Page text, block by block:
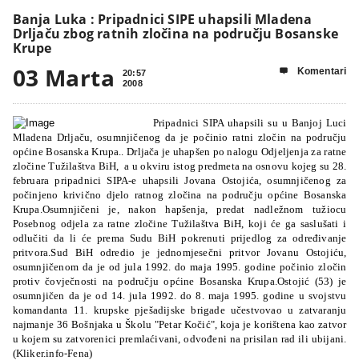
Banja Luka : Pripadnici SIPE uhapsili Mladena
Drljaču zbog ratnih zločina na području Bosanske
Krupe
03 Marta
20:57
2008
 Komentari
Pripadnici SIPA uhapsili su u Banjoj Luci
Mladena Drljaču, osumnjičenog da je počinio ratni zločin na području
općine Bosanska Krupa.. Drljača je uhapšen po nalogu Odjeljenja za ratne
zločine Tužilaštva BiH, a u okviru istog predmeta na osnovu kojeg su 28.
februara pripadnici SIPA-e uhapsili Jovana Ostojića, osumnjičenog za
počinjeno krivično djelo ratnog zločina na području općine Bosanska
Krupa.Osumnjičeni je, nakon hapšenja, predat nadležnom tužiocu
Posebnog odjela za ratne zločine Tužilaštva BiH, koji će ga saslušati i
odlučiti da li će prema Sudu BiH pokrenuti prijedlog za određivanje
pritvora.Sud BiH odredio je jednomjesečni pritvor Jovanu Ostojiću,
osumnjičenom da je od jula 1992. do maja 1995. godine počinio zločin
protiv čovječnosti na području općine Bosanska Krupa.Ostojić (53) je
osumnjičen da je od 14. jula 1992. do 8. maja 1995. godine u svojstvu
komandanta 11. krupske pješadijske brigade učestvovao u zatvaranju
najmanje 36 Bošnjaka u Školu "Petar Kočić", koja je korištena kao zatvor
u kojem su zatvorenici premlaćivani, odvođeni na prisilan rad ili ubijani.
(Kliker.info-Fena)